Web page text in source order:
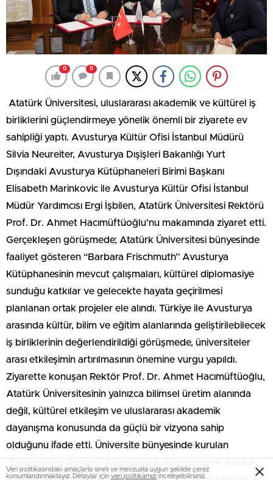
0 0
Atatürk Üniversitesi, uluslararası akademik ve kültürel iş
birliklerini güçlendirmeye yönelik önemli bir ziyarete ev
sahipliği yaptı. Avusturya Kültür Ofisi İstanbul Müdürü
Silvia Neureiter, Avusturya Dışişleri Bakanlığı Yurt
Dışındaki Avusturya Kütüphaneleri Birimi Başkanı
Elisabeth Marinkovic ile Avusturya Kültür Ofisi İstanbul
Müdür Yardımcısı Ergi İşbilen, Atatürk Üniversitesi Rektörü
Prof. Dr. Ahmet Hacımüftüoğlu’nu makamında ziyaret etti.
Gerçekleşen görüşmede; Atatürk Üniversitesi bünyesinde
faaliyet gösteren “Barbara Frischmuth” Avusturya
Kütüphanesinin mevcut çalışmaları, kültürel diplomasiye
sunduğu katkılar ve gelecekte hayata geçirilmesi
planlanan ortak projeler ele alındı. Türkiye ile Avusturya
arasında kültür, bilim ve eğitim alanlarında geliştirilebilecek
iş birliklerinin değerlendirildiği görüşmede, üniversiteler
arası etkileşimin artırılmasının önemine vurgu yapıldı.
Ziyarette konuşan Rektör Prof. Dr. Ahmet Hacımüftüoğlu,
Atatürk Üniversitesinin yalnızca bilimsel üretim alanında
değil, kültürel etkileşim ve uluslararası akademik
dayanışma konusunda da güçlü bir vizyona sahip
olduğunu ifade etti. Üniversite bünyesinde kurulan
Veri politikasındaki amaçlarla sınırlı ve mevzuata uygun şekilde çerez
konumlandırmaktayız. Detaylar için veri politikamızı inceleyebilirsiniz.